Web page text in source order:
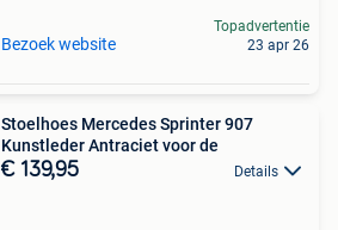
Bezoek website
Topadvertentie
23 apr 26
Stoelhoes Mercedes Sprinter 907
Kunstleder Antraciet voor de
€ 139,95 Details